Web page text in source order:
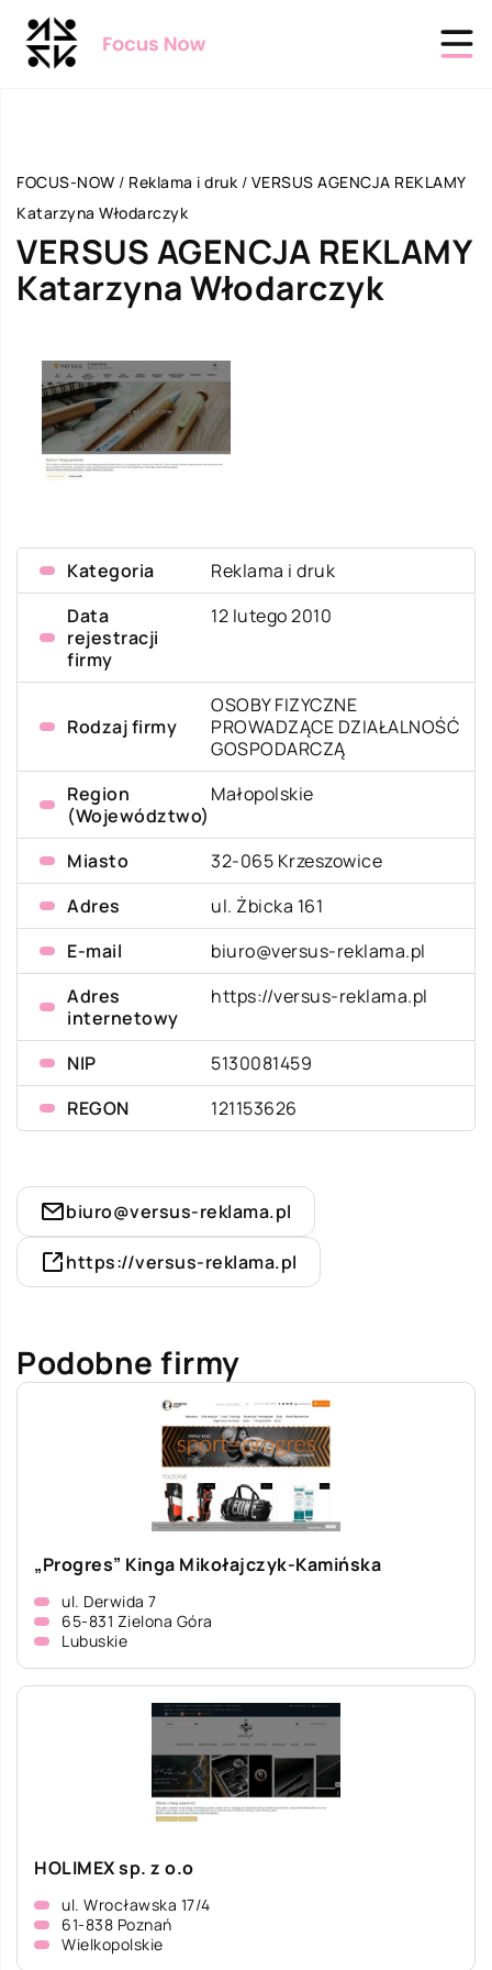
FOCUS-NOW / Reklama i druk / VERSUS AGENCJA REKLAMY
Katarzyna Włodarczyk
VERSUS AGENCJA REKLAMY
Katarzyna Włodarczyk
Kategoria
Reklama i druk
Data
rejestracji
firmy
12 lutego 2010
Rodzaj firmy
OSOBY FIZYCZNE
PROWADZĄCE DZIAŁALNOŚĆ
GOSPODARCZĄ
Region
(Województwo)
Małopolskie
Miasto
32-065 Krzeszowice
Adres
ul. Żbicka 161
E-mail
biuro@versus-reklama.pl
Adres
internetowy
https://versus-reklama.pl
NIP
5130081459
REGON
121153626
biuro@versus-reklama.pl
https://versus-reklama.pl
Podobne firmy
„Progres” Kinga Mikołajczyk-Kamińska
ul. Derwida 7
65-831 Zielona Góra
Lubuskie
HOLIMEX sp. z o.o
ul. Wrocławska 17/4
61-838 Poznań
Wielkopolskie